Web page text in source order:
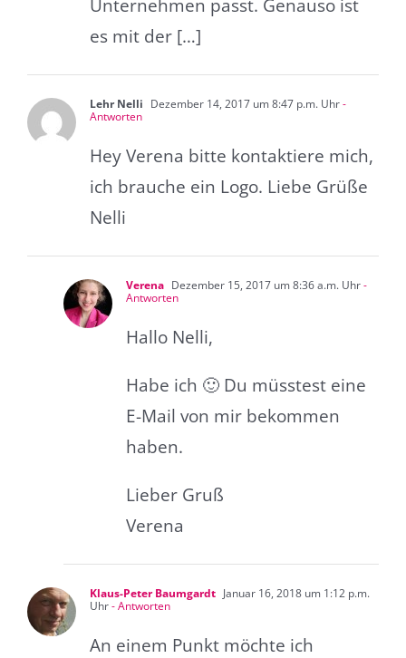
Unternehmen passt. Genauso ist
es mit der […]
Lehr Nelli Dezember 14, 2017 um 8:47 p.m. Uhr-
Antworten
Hey Verena bitte kontaktiere mich,
ich brauche ein Logo. Liebe Grüße
Nelli
Verena Dezember 15, 2017 um 8:36 a.m. Uhr-
Antworten
Hallo Nelli,
Habe ich 🙂 Du müsstest eine
E-Mail von mir bekommen
haben.
Lieber Gruß
Verena
Klaus-Peter Baumgardt Januar 16, 2018 um 1:12 p.m.
Uhr- Antworten
An einem Punkt möchte ich